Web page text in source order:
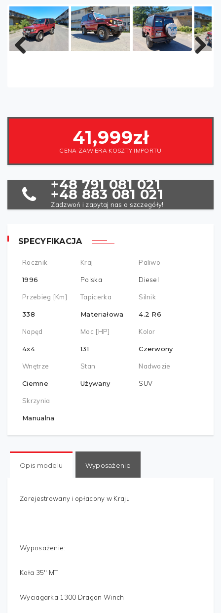
41,999zł
CENA ZAWIERA KOSZTY IMPORTU
+48 791 081 021
+48 883 081 021
Zadzwoń i zapytaj nas o szczegóły!
SPECYFIKACJA
Rocznik
1996
Kraj
Polska
Paliwo
Diesel
Przebieg [km]
338
Tapicerka
Materiałowa
Silnik
4.2 R6
Napęd
4x4
Moc [HP]
131
Kolor
Czerwony
Wnętrze
Ciemne
Stan
Używany
Nadwozie
SUV
Skrzynia
Manualna
Opis modelu Wyposażenie
Zarejestrowany i opłacony w Kraju
Wyposażenie:
Koła 35" MT
Wyciagarka 1300 Dragon Winch